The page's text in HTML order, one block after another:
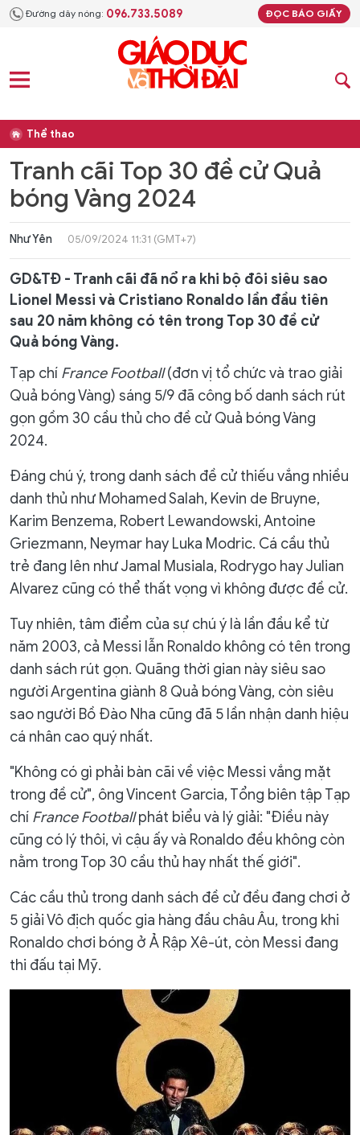
Đường dây nóng: 096.733.5089 ĐỌC BÁO GIẤY
Thể thao
Tranh cãi Top 30 đề cử Quả
bóng Vàng 2024
Như Yên 05/09/2024 11:31 (GMT+7)
GD&TĐ - Tranh cãi đã nổ ra khi bộ đôi siêu sao
Lionel Messi và Cristiano Ronaldo lần đầu tiên
sau 20 năm không có tên trong Top 30 đề cử
Quả bóng Vàng.
Tạp chí France Football(đơn vị tổ chức và trao giải
Quả bóng Vàng) sáng 5/9 đã công bố danh sách rút
gọn gồm 30 cầu thủ cho đề cử Quả bóng Vàng
2024.
Đáng chú ý, trong danh sách đề cử thiếu vắng nhiều
danh thủ như Mohamed Salah, Kevin de Bruyne,
Karim Benzema, Robert Lewandowski, Antoine
Griezmann, Neymar hay Luka Modric. Cá cầu thủ
trẻ đang lên như Jamal Musiala, Rodrygo hay Julian
Alvarez cũng có thể thất vọng vì không được đề cử.
Tuy nhiên, tâm điểm của sự chú ý là lần đầu kể từ
năm 2003, cả Messi lẫn Ronaldo không có tên trong
danh sách rút gọn. Quãng thời gian này siêu sao
người Argentina giành 8 Quả bóng Vàng, còn siêu
sao người Bồ Đào Nha cũng đã 5 lần nhận danh hiệu
cá nhân cao quý nhất.
"Không có gì phải bàn cãi về việc Messi vắng mặt
trong đề cử", ông Vincent Garcia, Tổng biên tập Tạp
chí France Footballphát biểu và lý giải: "Điều này
cũng có lý thôi, vì cậu ấy và Ronaldo đều không còn
nằm trong Top 30 cầu thủ hay nhất thế giới".
Các cầu thủ trong danh sách đề cử đều đang chơi ở
5 giải Vô địch quốc gia hàng đầu châu Âu, trong khi
Ronaldo chơi bóng ở Ả Rập Xê-út, còn Messi đang
thi đấu tại Mỹ.